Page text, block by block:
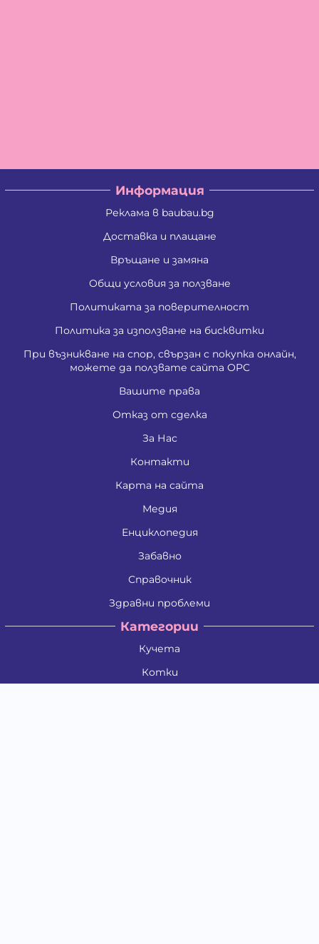
Информация
Реклама в baubau.bg
Доставка и плащане
Връщане и замяна
Общи условия за ползване
Политиката за поверителност
Политика за използване на бисквитки
При възникване на спор, свързан с покупка онлайн,
можете да ползвате сайта ОРС
Вашите права
Отказ от сделка
За Нас
Контакти
Карта на сайта
Медия
Енциклопедия
Забавно
Справочник
Здравни проблеми
Категории
Кучета
Котки